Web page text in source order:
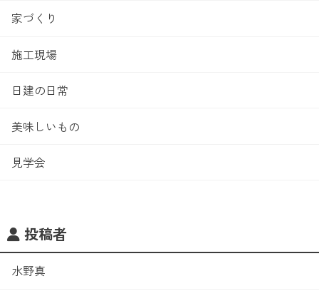
家づくり
施工現場
日建の日常
美味しいもの
見学会
投稿者
水野真